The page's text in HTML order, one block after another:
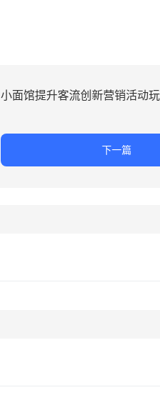
小面馆提升客流创新营销活动
下一篇